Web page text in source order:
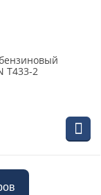
T433-2